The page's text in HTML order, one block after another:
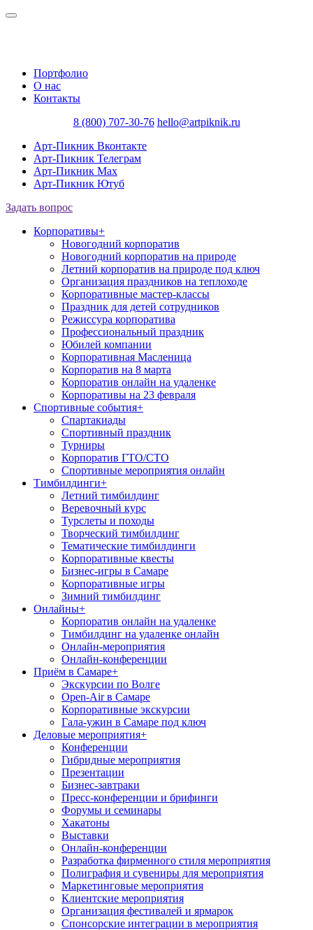
Портфолио
О нас
Контакты
8 (800) 707-30-76 hello@artpiknik.ru
Арт-Пикник Вконтакте
Арт-Пикник Телеграм
Арт-Пикник Max
Арт-Пикник Ютуб
Задать вопрос
Корпоративы+
Новогодний корпоратив
Новогодний корпоратив на природе
Летний корпоратив на природе под ключ
Организация праздников на теплоходе
Корпоративные мастер-классы
Праздник для детей сотрудников
Режиссура корпоратива
Профессиональный праздник
Юбилей компании
Корпоративная Масленица
Корпоратив на 8 марта
Корпоратив онлайн на удаленке
Корпоративы на 23 февраля
Спортивные события+
Спартакиады
Спортивный праздник
Турниры
Корпоратив ГТО/СТО
Спортивные мероприятия онлайн
Тимбилдинги+
Летний тимбилдинг
Веревочный курс
Турслеты и походы
Творческий тимбилдинг
Тематические тимбилдинги
Корпоративные квесты
Бизнес-игры в Самаре
Корпоративные игры
Зимний тимбилдинг
Онлайны+
Корпоратив онлайн на удаленке
Тимбилдинг на удаленке онлайн
Онлайн-мероприятия
Онлайн-конференции
Приём в Самаре+
Экскурсии по Волге
Open-Air в Самаре
Корпоративные экскурсии
Гала-ужин в Самаре под ключ
Деловые мероприятия+
Конференции
Гибридные мероприятия
Презентации
Бизнес-завтраки
Пресс-конференции и брифинги
Форумы и семинары
Хакатоны
Выставки
Онлайн-конференции
Разработка фирменного стиля мероприятия
Полиграфия и сувениры для мероприятия
Маркетинговые мероприятия
Клиентские мероприятия
Организация фестивалей и ярмарок
Спонсорские интеграции в мероприятия